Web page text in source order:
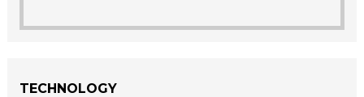
TECHNOLOGY